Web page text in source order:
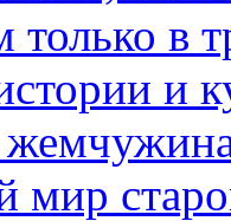
только в
и
мир